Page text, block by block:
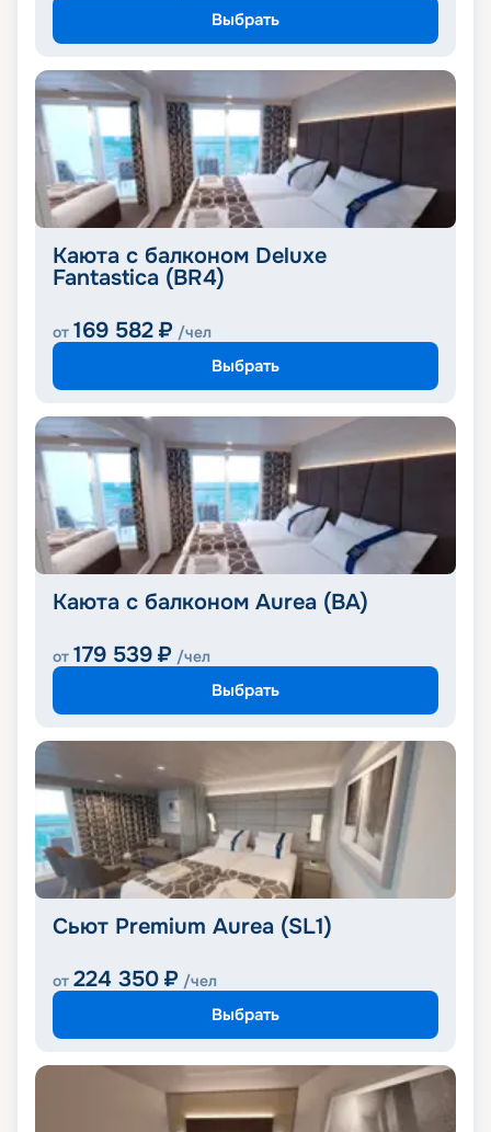
Выбрать
Каюта с балконом Deluxe
Fantastica (BR4)
от 169 582 ₽ /чел
Выбрать
Каюта с балконом Aurea (BA)
от 179 539 ₽ /чел
Выбрать
Сьют Premium Aurea (SL1)
от 224 350 ₽ /чел
Выбрать